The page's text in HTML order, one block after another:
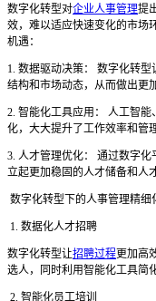
数字化转型对企业人事管理提
效，难以适应快速变化的市场
机遇：
1. 数据驱动决策： 数字化转
结构和市场动态，从而做出更
2. 智能化工具应用： 人工智
化，大大提升了工作效率和管
3. 人才管理优化： 通过数字
立起更加稳固的人才储备和人
数字化转型下的人事管理精细
1. 数据化人才招聘
数字化转型让招聘过程更加高
选人，同时利用智能化工具简
2. 智能化员工培训